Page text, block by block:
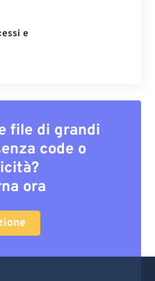
e
file di grandi
code o
ora